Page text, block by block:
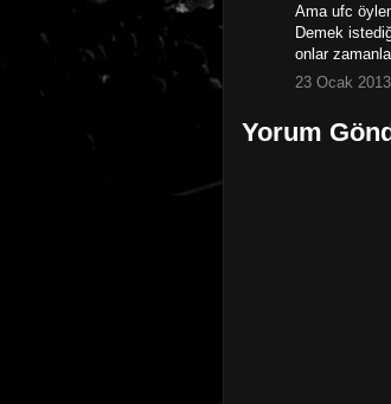
Ama ufc
Demek
onlar zamanla
23 Ocak
Yorum